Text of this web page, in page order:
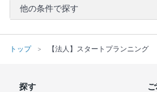
他の条件で探す
トップ 【法人】スタートプランニング
探す